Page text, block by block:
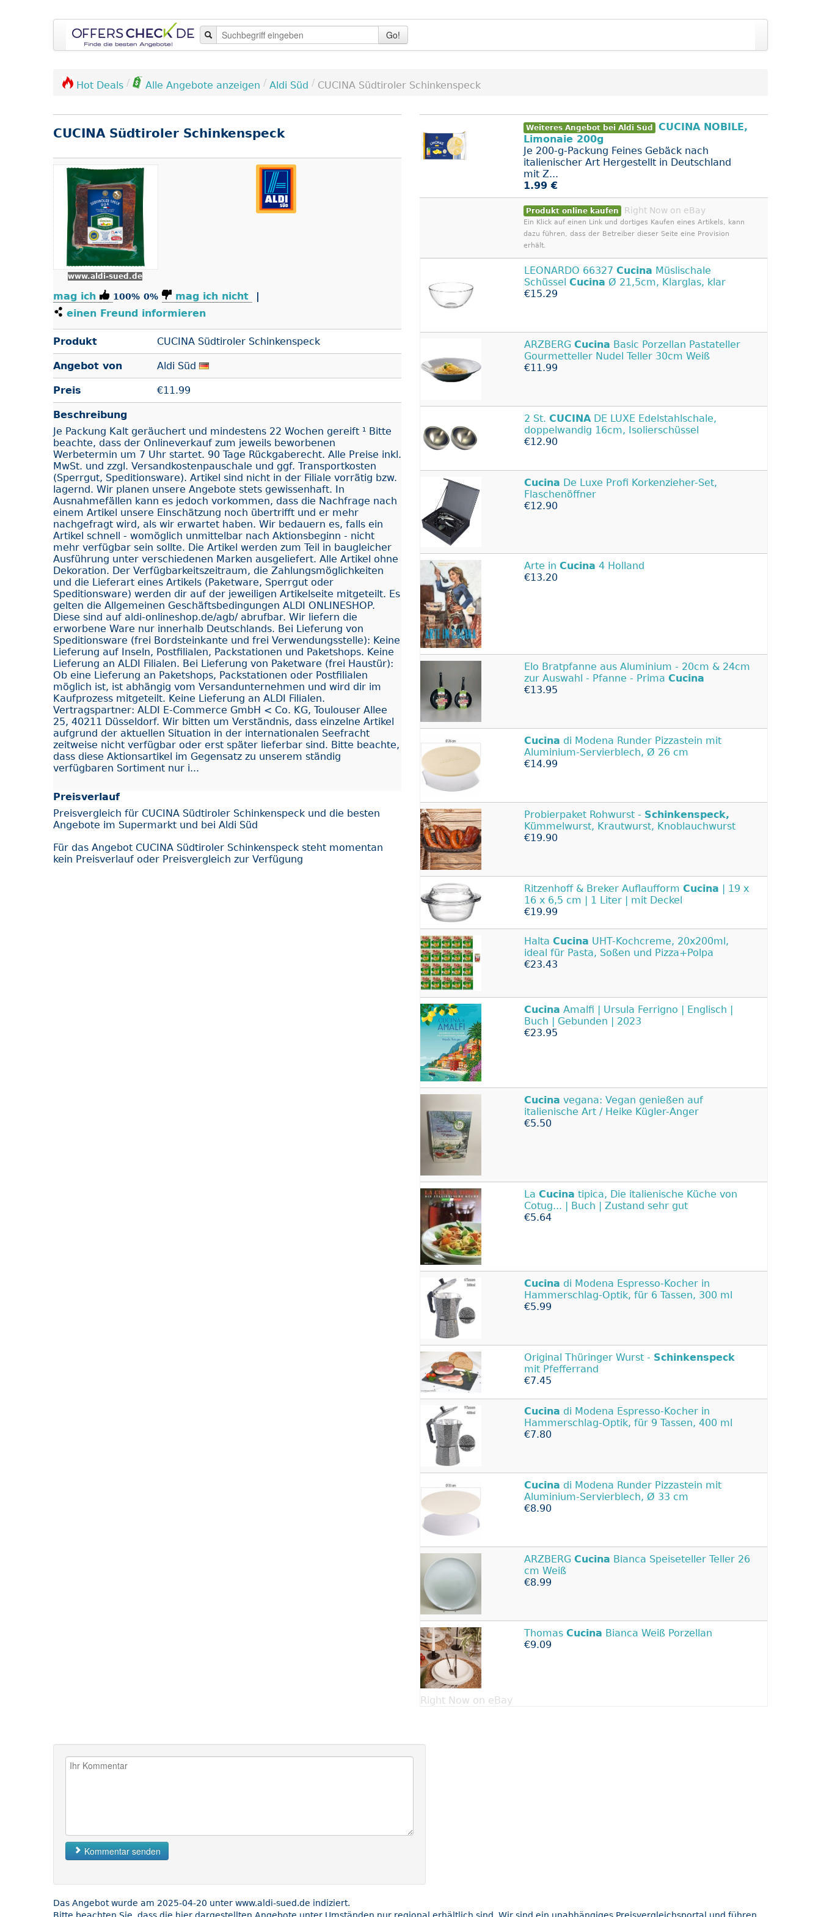
Go!
Hot Deals / Alle Angebote anzeigen / Aldi Süd / CUCINA Südtiroler Schinkenspeck
CUCINA Südtiroler Schinkenspeck
www.aldi-sued.de
mag ich 100% 0% mag ich nicht
|
einen Freund informieren
Produkt CUCINA Südtiroler Schinkenspeck
Angebot von Aldi Süd
Preis €11.99
Beschreibung
Je Packung Kalt geräuchert und mindestens 22 Wochen gereift ¹ Bitte
beachte, dass der Onlineverkauf zum jeweils beworbenen
Werbetermin um 7 Uhr startet. 90 Tage Rückgaberecht. Alle Preise inkl.
MwSt. und zzgl. Versandkostenpauschale und ggf. Transportkosten
(Sperrgut, Speditionsware). Artikel sind nicht in der Filiale vorrätig bzw.
lagernd. Wir planen unsere Angebote stets gewissenhaft. In
Ausnahmefällen kann es jedoch vorkommen, dass die Nachfrage nach
einem Artikel unsere Einschätzung noch übertrifft und er mehr
nachgefragt wird, als wir erwartet haben. Wir bedauern es, falls ein
Artikel schnell - womöglich unmittelbar nach Aktionsbeginn - nicht
mehr verfügbar sein sollte. Die Artikel werden zum Teil in baugleicher
Ausführung unter verschiedenen Marken ausgeliefert. Alle Artikel ohne
Dekoration. Der Verfügbarkeitszeitraum, die Zahlungsmöglichkeiten
und die Lieferart eines Artikels (Paketware, Sperrgut oder
Speditionsware) werden dir auf der jeweiligen Artikelseite mitgeteilt. Es
gelten die Allgemeinen Geschäftsbedingungen ALDI ONLINESHOP.
Diese sind auf aldi-onlineshop.de/agb/ abrufbar. Wir liefern die
erworbene Ware nur innerhalb Deutschlands. Bei Lieferung von
Speditionsware (frei Bordsteinkante und frei Verwendungsstelle): Keine
Lieferung auf Inseln, Postfilialen, Packstationen und Paketshops. Keine
Lieferung an ALDI Filialen. Bei Lieferung von Paketware (frei Haustür):
Ob eine Lieferung an Paketshops, Packstationen oder Postfilialen
möglich ist, ist abhängig vom Versandunternehmen und wird dir im
Kaufprozess mitgeteilt. Keine Lieferung an ALDI Filialen.
Vertragspartner: ALDI E-Commerce GmbH < Co. KG, Toulouser Allee
25, 40211 Düsseldorf. Wir bitten um Verständnis, dass einzelne Artikel
aufgrund der aktuellen Situation in der internationalen Seefracht
zeitweise nicht verfügbar oder erst später lieferbar sind. Bitte beachte,
dass diese Aktionsartikel im Gegensatz zu unserem ständig
verfügbaren Sortiment nur i...
Preisverlauf
Preisvergleich für CUCINA Südtiroler Schinkenspeck und die besten
Angebote im Supermarkt und bei Aldi Süd
Für das Angebot CUCINA Südtiroler Schinkenspeck steht momentan
kein Preisverlauf oder Preisvergleich zur Verfügung
Weiteres Angebot bei Aldi Süd
CUCINA NOBILE,
Limonaie 200g
Je 200-g-Packung Feines Gebäck nach
italienischer Art Hergestellt in Deutschland
mit Z...
1.99 €
Produkt online kaufen Right Now on eBay
Ein Klick auf einen Link und dortiges Kaufen eines Artikels, kann
dazu führen, dass der Betreiber dieser Seite eine Provision
erhält.
LEONARDO 66327 Cucina Müslischale
Schüssel Cucina Ø 21,5cm, Klarglas, klar
€15.29
ARZBERG Cucina Basic Porzellan Pastateller
Gourmetteller Nudel Teller 30cm Weiß
€11.99
2 St. CUCINADE LUXE Edelstahlschale,
doppelwandig 16cm, Isolierschüssel
€12.90
Cucina De Luxe Profi Korkenzieher-Set,
Flaschenöffner
€12.90
Arte in Cucina 4 Holland
€13.20
Elo Bratpfanne aus Aluminium - 20cm & 24cm
zur Auswahl - Pfanne - Prima Cucina
€13.95
Cucina di Modena Runder Pizzastein mit
Aluminium-Servierblech, Ø 26 cm
€14.99
Probierpaket Rohwurst - Schinkenspeck,
Kümmelwurst, Krautwurst, Knoblauchwurst
€19.90
Ritzenhoff & Breker Auflaufform Cucina | 19 x
16 x 6,5 cm | 1 Liter | mit Deckel
€19.99
Halta Cucina UHT-Kochcreme, 20x200ml,
ideal für Pasta, Soßen und Pizza+Polpa
€23.43
Cucina Amalfi | Ursula Ferrigno | Englisch |
Buch | Gebunden | 2023
€23.95
Cucina vegana: Vegan genießen auf
italienische Art / Heike Kügler-Anger
€5.50
La Cucina tipica, Die italienische Küche von
Cotug... | Buch | Zustand sehr gut
€5.64
Cucina di Modena Espresso-Kocher in
Hammerschlag-Optik, für 6 Tassen, 300 ml
€5.99
Original Thüringer Wurst - Schinkenspeck
mit Pfefferrand
€7.45
Cucina di Modena Espresso-Kocher in
Hammerschlag-Optik, für 9 Tassen, 400 ml
€7.80
Cucina di Modena Runder Pizzastein mit
Aluminium-Servierblech, Ø 33 cm
€8.90
ARZBERG Cucina Bianca Speiseteller Teller 26
cm Weiß
€8.99
Thomas Cucina Bianca Weiß Porzellan
€9.09
Right Now on eBay
Kommentar senden
Das Angebot wurde am 2025-04-20 unter www.aldi-sued.de indiziert.
Bitte beachten Sie, dass die hier dargestellten Angebote unter Umständen nur regional erhältlich sind. Wir sind ein unabhängiges Preisvergleichsportal und führen